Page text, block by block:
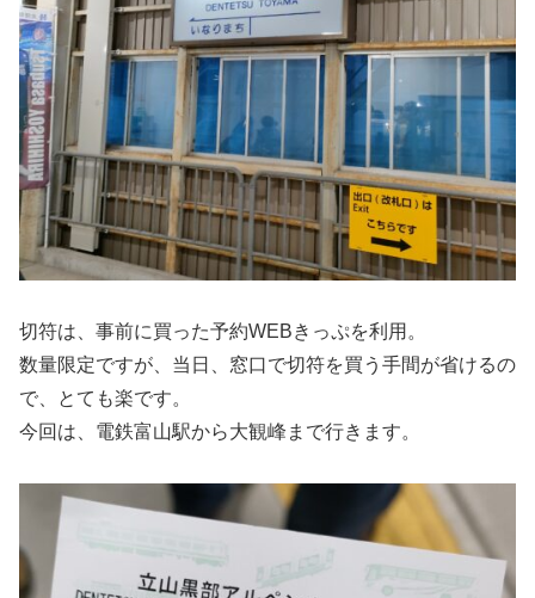
切符は、事前に買った予約WEBきっぷを利用。
数量限定ですが、当日、窓口で切符を買う手間が省けるの
で、とても楽です。
今回は、電鉄富山駅から大観峰まで行きます。